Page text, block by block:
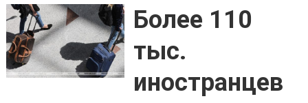
Более 110
тыс.
иностранцев